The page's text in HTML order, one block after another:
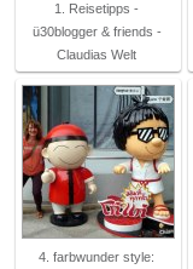
1. Reisetipps -
ü30blogger & friends -
Claudias Welt
4. farbwunder style: